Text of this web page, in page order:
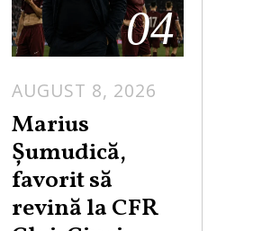
04
AUGUST 8, 2026
Marius
Șumudică,
favorit să
revină la CFR